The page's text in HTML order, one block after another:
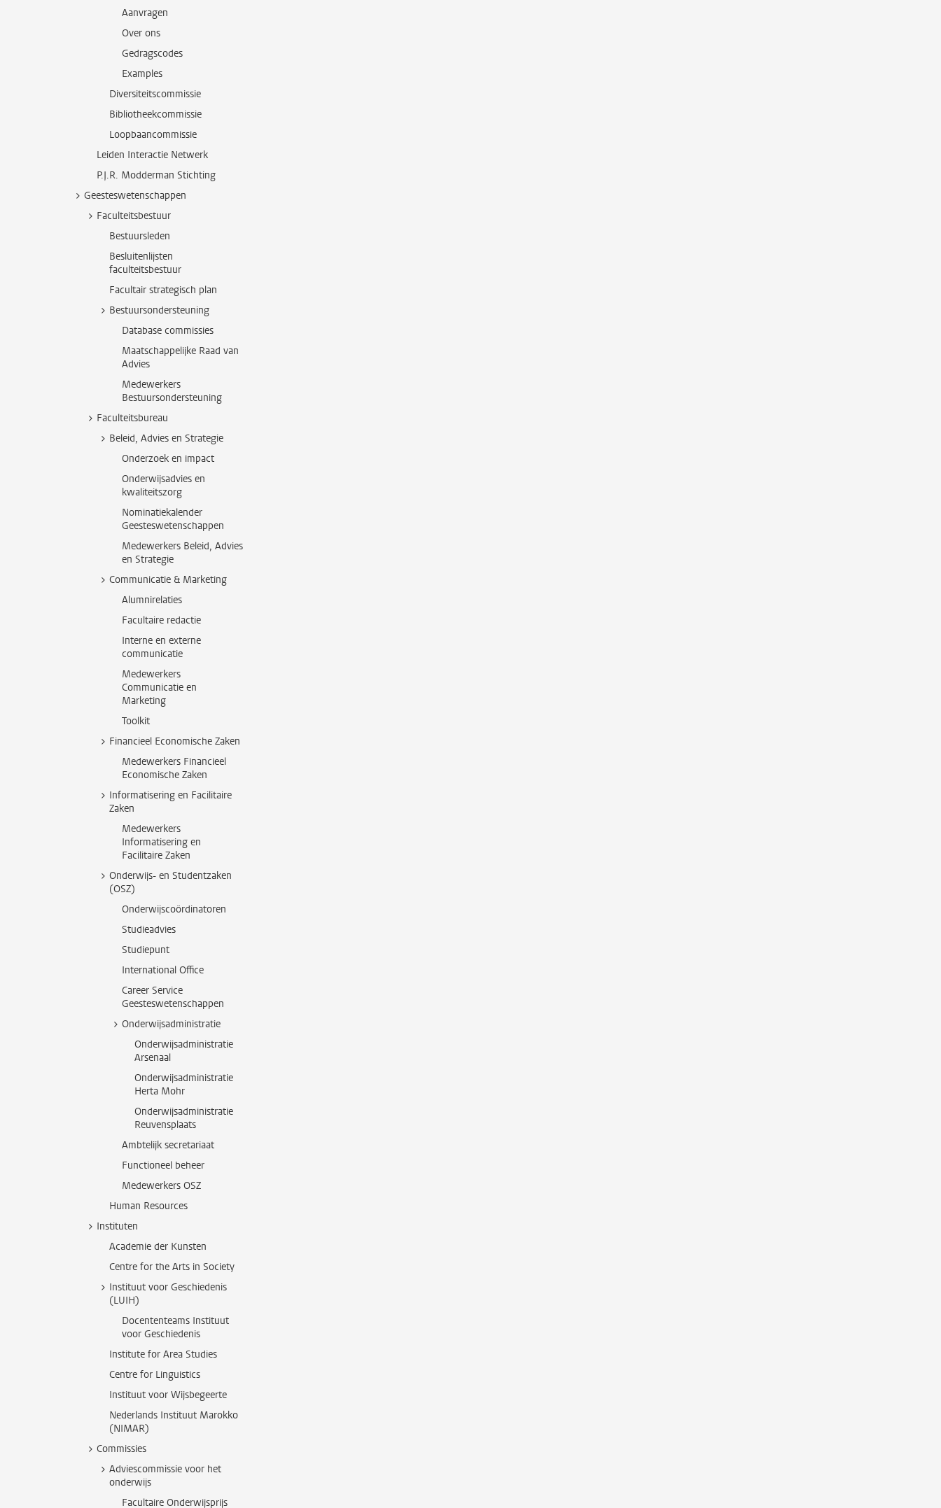
Aanvragen
Over ons
Gedragscodes
Examples
Diversiteitscommissie
Bibliotheekcommissie
Loopbaancommissie
Leiden Interactie Netwerk
P.J.R. Modderman Stichting
Geesteswetenschappen
Faculteitsbestuur
Bestuursleden
Besluitenlijsten
faculteitsbestuur
Facultair strategisch plan
Bestuursondersteuning
Database commissies
Maatschappelijke Raad van
Advies
Medewerkers
Bestuursondersteuning
Faculteitsbureau
Beleid, Advies en Strategie
Onderzoek en impact
Onderwijsadvies en
kwaliteitszorg
Nominatiekalender
Geesteswetenschappen
Medewerkers Beleid, Advies
en Strategie
Communicatie & Marketing
Alumnirelaties
Facultaire redactie
Interne en externe
communicatie
Medewerkers
Communicatie en
Marketing
Toolkit
Financieel Economische Zaken
Medewerkers Financieel
Economische Zaken
Informatisering en Facilitaire
Zaken
Medewerkers
Informatisering en
Facilitaire Zaken
Onderwijs- en Studentzaken
(OSZ)
Onderwijscoördinatoren
Studieadvies
Studiepunt
International Office
Career Service
Geesteswetenschappen
Onderwijsadministratie
Onderwijsadministratie
Arsenaal
Onderwijsadministratie
Herta Mohr
Onderwijsadministratie
Reuvensplaats
Ambtelijk secretariaat
Functioneel beheer
Medewerkers OSZ
Human Resources
Instituten
Academie der Kunsten
Centre for the Arts in Society
Instituut voor Geschiedenis
(LUIH)
Docententeams Instituut
voor Geschiedenis
Institute for Area Studies
Centre for Linguistics
Instituut voor Wijsbegeerte
Nederlands Instituut Marokko
(NIMAR)
Commissies
Adviescommissie voor het
onderwijs
Facultaire Onderwijsprijs